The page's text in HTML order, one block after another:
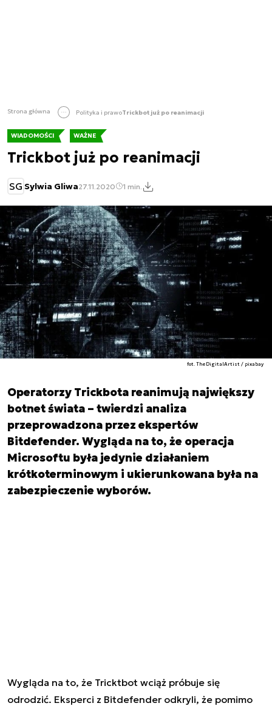
Strona główna Polityka i prawoTrickbot już po reanimacji
WIADOMOŚCI WAŻNE
Trickbot już po reanimacji
SG Sylwia Gliwa27.11.2020 1 min.
fot. TheDigitalArtist / pixabay
Operatorzy Trickbota reanimują największy
botnet świata – twierdzi analiza
przeprowadzona przez ekspertów
Bitdefender. Wygląda na to, że operacja
Microsoftu była jedynie działaniem
krótkoterminowym i ukierunkowana była na
zabezpieczenie wyborów.
Wygląda na to, że Tricktbot wciąż próbuje się
odrodzić. Eksperci z Bitdefender odkryli, że pomimo